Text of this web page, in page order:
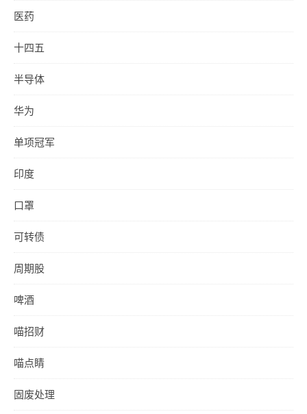
医药
十四五
半导体
华为
单项冠军
印度
口罩
可转债
周期股
啤酒
喵招财
喵点睛
固废处理